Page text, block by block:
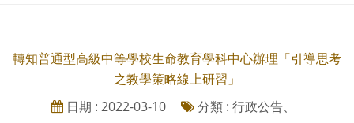
轉知普通型高級中等學校生命教育學科中心辦理「引導思考
之教學策略線上研習」
日期 : 2022-03-10
分類 : 行政公告、